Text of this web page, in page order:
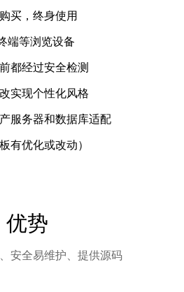
买，终身使用
端等浏览设备
都经过安全检测
实现个性化风格
服务器和数据库适配
有优化或改动）
优势
安全易维护、提供源码